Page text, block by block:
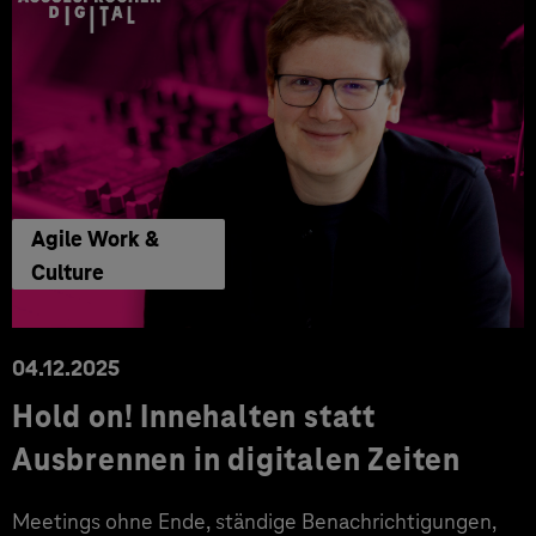
Agile Work &
Culture
04.12.2025
Hold on! Innehalten statt
Ausbrennen in digitalen Zeiten
Meetings ohne Ende, ständige Benachrichtigungen,